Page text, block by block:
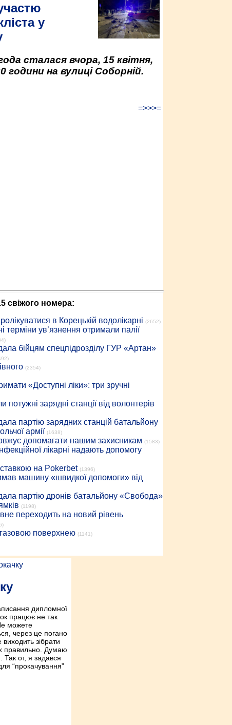
у
сталася вчора, 15 квітня,
години на вулиці Соборній.
=>>>=
свіжого номера:
в Корецькій водолікарні (2652)
ув’язнення отримали палії
бійцям спецпідрозділу ГУР «Артан»
(2354)
«Доступні ліки»: три зручні
зарядні станції від волонтерів
партію зарядних станцій батальйону
армії (1638)
допомагати нашим захисникам (1583)
лікарні надають допомогу
на Pokerbet (1396)
машину «швидкої допомоги» від
партію дронів батальйону «Свобода»
(1198)
переходить на новий рівень
поверхнею (1141)
дипломної
працює не так
можете
через це погано
зібрати
правильно. Думаю
Так от, я задався
“прокачування”